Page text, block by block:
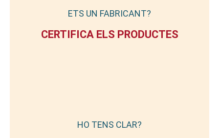
ETS UN FABRICANT?
CERTIFICA ELS PRODUCTES
HO TENS CLAR?